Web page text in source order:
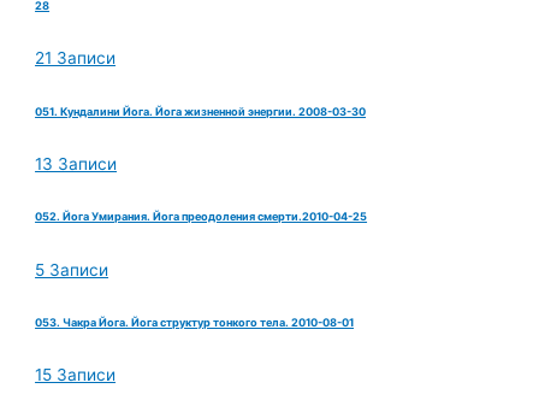
28
21 Записи
051. Кундалини Йога. Йога жизненной энергии. 2008-03-30
13 Записи
052. Йога Умирания. Йога преодоления смерти.2010-04-25
5 Записи
053. Чакра Йога. Йога структур тонкого тела. 2010-08-01
15 Записи